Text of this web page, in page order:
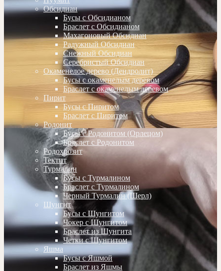
Обсидиан
Бусы с Обсидианом
Браслет с Обсидианом
Махагоновый Обсидиан
Радужный Обсидиан
Снежный Обсидиан
Серебристый Обсидиан
Окаменелое дерево (Дендролит)
Бусы с окаменелым деревом
Браслет с окаменелым деревом
Пирит
Бусы с Пиритом
Браслет с Пиритом
Родонит
Бусы с Родонитом (Орлецом)
Браслет с Родонитом
Родохрозит
Тектит
Турмалин
Бусы с Турмалином
Браслет с Турмалином
Черный Турмалин (Шерл)
Шунгит
Бусы с Шунгитом
Чокер с Шунгитом
Браслет из Шунгита
Четки с Шунгитом
Яшма
Бусы с Яшмой
Браслет из Яшмы